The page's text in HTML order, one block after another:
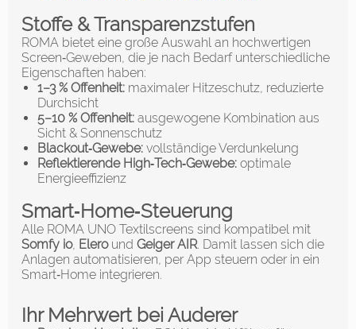
Stoffe & Transparenzstufen
ROMA bietet eine große Auswahl an hochwertigen
Screen‑Geweben, die je nach Bedarf unterschiedliche
Eigenschaften haben:
1–3 % Offenheit: maximaler Hitzeschutz, reduzierte
Durchsicht
5–10 % Offenheit: ausgewogene Kombination aus
Sicht & Sonnenschutz
Blackout‑Gewebe: vollständige Verdunkelung
Reflektierende High‑Tech‑Gewebe: optimale
Energieeffizienz
Smart‑Home‑Steuerung
Alle ROMA UNO Textilscreens sind kompatibel mit
Somfy io, Eleround Geiger AIR. Damit lassen sich die
Anlagen automatisieren, per App steuern oder in ein
Smart‑Home integrieren.
Ihr Mehrwert bei Auderer